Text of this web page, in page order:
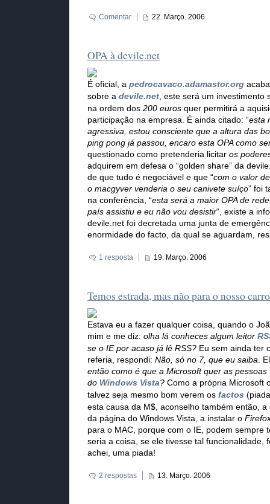
Comentar 22. Março. 2006
OPA à devile.net
É oficial, a pedrocavaco.adamastor.org
sobre a devile.net, este será um investimento
na ordem dos 200 euros quer permitirá a
participação na empresa. É ainda citado: “esta
agressiva, estou consciente que a altura das
ping pong já passou, encaro esta OPA como
questionado como pretenderia licitar os
adquirem em defesa o “golden share” da
de que tudo é negociável e que “com o valor
o macgyver venderia o seu canivete suíço” foi
na conferência, “esta será a maior OPA de
país assistiu e eu não vou desistir“, existe a
devile.net foi decretada uma junta de
enormidade do facto, da qual se aguardam,
1 resposta 19. Março. 2006
Temos estrada, mas não para o nosso carro
Estava eu a fazer qualquer coisa, quando o
mim e me diz: olha lá conheces algum leitor
se o IE por acaso já lê RSS? Eu sem ainda ter
referia, respondi: Não, só no 7, que eu saiba.
então como é que a Microsoft quer as pessoas
do Windows Vista? Como a própria Microsoft
talvez seja mesmo bom verem os factos
esta causa da M$, aconselho também então,
da página do Windows Vista, a instalar o
para o MAC, porque com o IE, podem sempre
seria a coisa, se ele tivesse tal funcionalidade,
achei, uma piada!
2 respostas 13. Março. 2006